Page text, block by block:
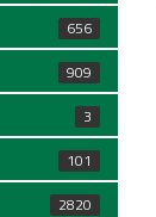
656
909
3
101
2820